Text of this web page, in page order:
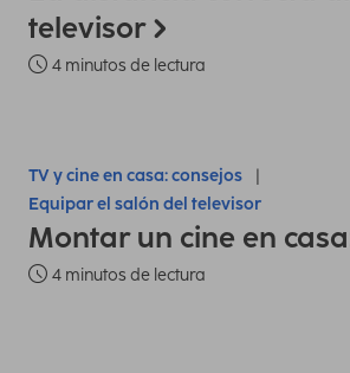
televisor
4 minutos de lectura
TV y cine en casa: consejos
Equipar el salón del televisor
Montar un cine en
4 minutos de lectura